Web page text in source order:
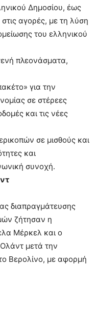
Δημοσίου, έως
αγορές, με τη λύση
του ελληνικού
πλεονάσματα,
για την
σε στέρεες
και τις νέες
σε μισθούς και
και
συνοχή.
διαπραγμάτευσης
ζήτησαν η
Μέρκελ και ο
μετά την
Βερολίνο, με αφορμή